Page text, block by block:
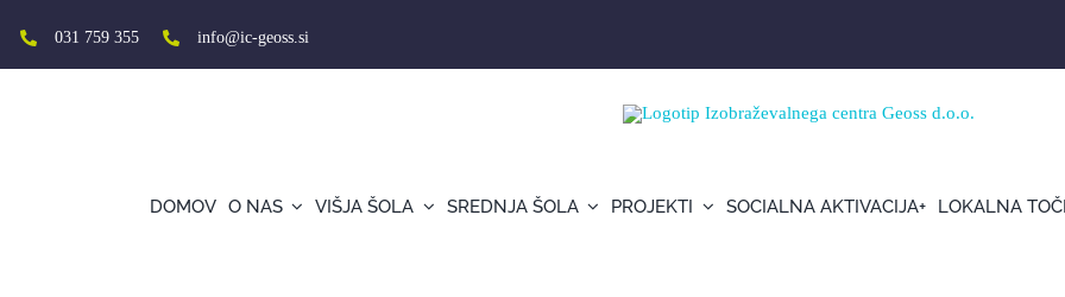
031 759 355 info@ic-geoss.si
DOMOV O NAS VIŠJA ŠOLA SREDNJA ŠOLA PROJEKTI SOCIALNA AKTIVACIJA+ LOKALNA